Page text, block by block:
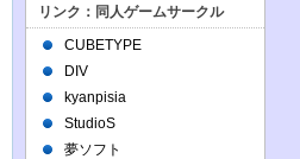
リンク：同人ゲームサークル
CUBETYPE
DIV
kyanpisia
StudioS
夢ソフト